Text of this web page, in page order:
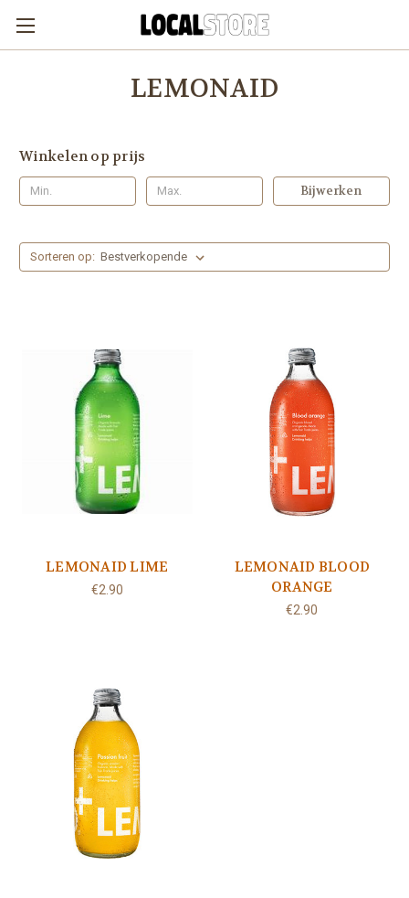
LEMONAID
Winkelen op prijs
Bijwerken
Sorteren op:
LEMONAID LIME
€2.90
LEMONAID BLOOD
ORANGE
€2.90